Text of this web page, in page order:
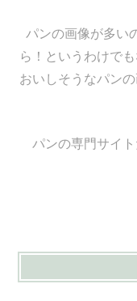
パンの画像が多い
ら！というわけで
おいしそうなパン
パンの専門サイ